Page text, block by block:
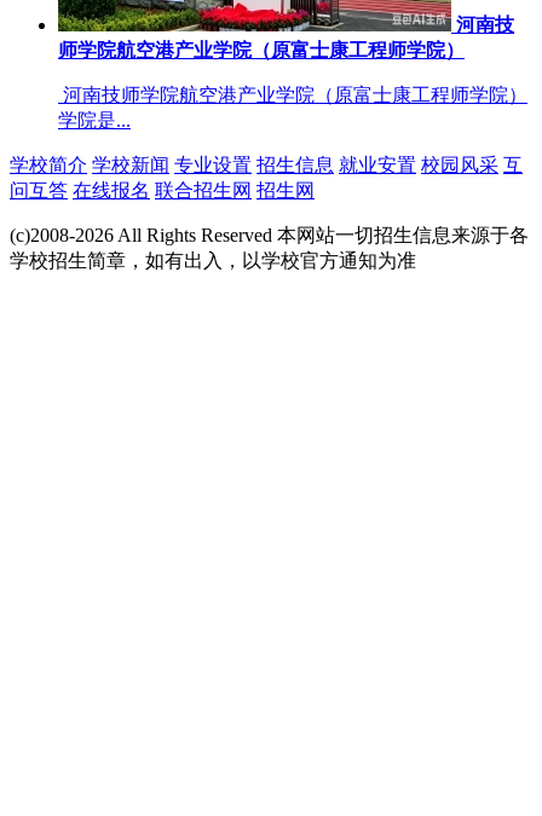
河南技
师学院航空港产业学院（原富士康工程师学院）
河南技师学院航空港产业学院（原富士康工程师学院）
学院是...
学校简介 学校新闻 专业设置 招生信息 就业安置 校园风采 互
问互答 在线报名 联合招生网 招生网
(c)2008-2026 All Rights Reserved 本网站一切招生信息来源于各
学校招生简章，如有出入，以学校官方通知为准